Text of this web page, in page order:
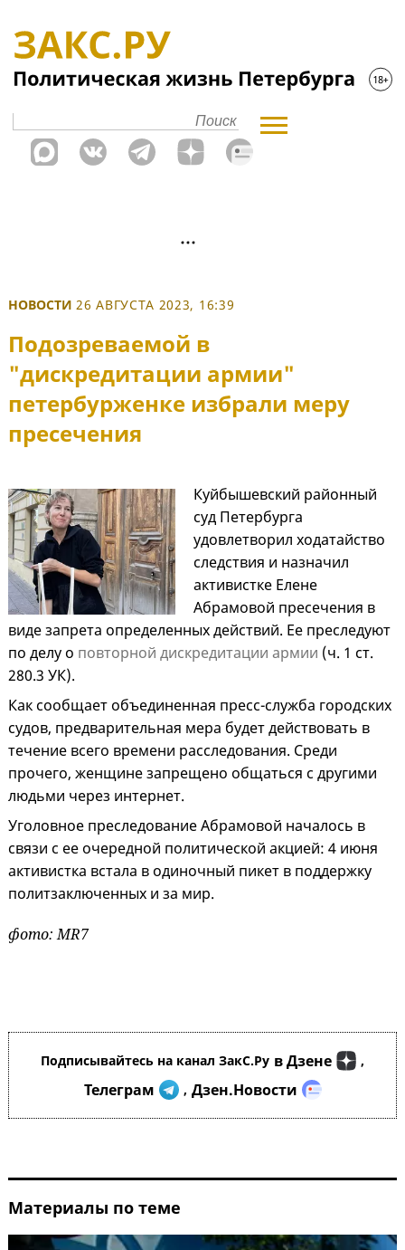
НОВОСТИ 26 АВГУСТА 2023, 16:39
Подозреваемой в
"дискредитации армии"
петербурженке избрали меру
пресечения
Куйбышевский районный
суд Петербурга
удовлетворил ходатайство
следствия и назначил
активистке Елене
Абрамовой пресечения в
виде запрета определенных действий. Ее преследуют
по делу о повторной дискредитации армии (ч. 1 ст.
280.3 УК).
Как сообщает объединенная пресс-служба городских
судов, предварительная мера будет действовать в
течение всего времени расследования. Среди
прочего, женщине запрещено общаться с другими
людьми через интернет.
Уголовное преследование Абрамовой началось в
связи с ее очередной политической акцией: 4 июня
активистка встала в одиночный пикет в поддержку
политзаключенных и за мир.
фото: MR7
Подписывайтесь на канал ЗакС.Ру в Дзене ,
Телеграм , Дзен.Новости
Материалы по теме